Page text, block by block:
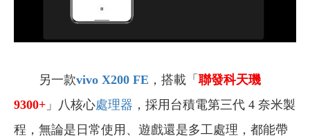
另一款vivo X200 FE ，搭載「 聯發科天璣
9300+ 」八核心處理器 ，採用台積電第三代 4 奈米製
程，無論是日常使用、遊戲還是多工處理，都能帶